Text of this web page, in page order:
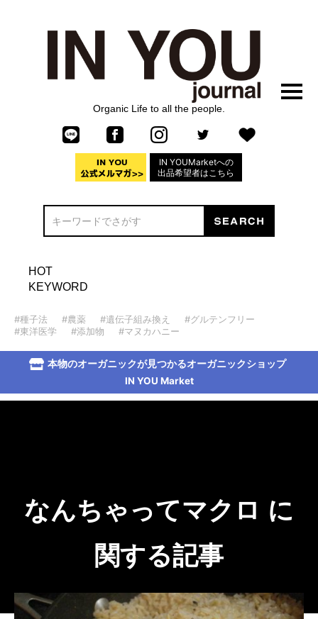
Organic Life to all the people.
IN YOUMarketへの
出品希望者はこちら
HOT
KEYWORD
#種子法 #農薬 #遺伝子組み換え
#グルテンフリー
#東洋医学
#添加物 #マヌカハニー
本物のオーガニックが見つかるオーガニックショップ
IN YOU Market
なんちゃってマクロ に
関する記事